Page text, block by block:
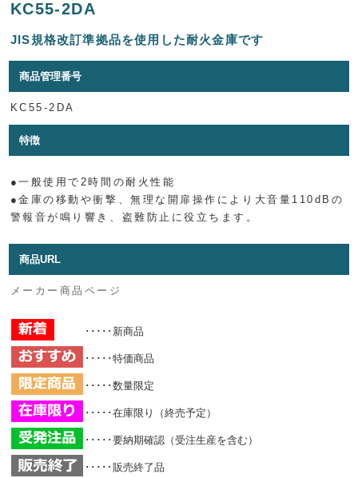
KC55-2DA
JIS規格改訂準拠品を使用した耐火金庫です
商品管理番号
KC55-2DA
特徴
●一般使用で2時間の耐火性能
●金庫の移動や衝撃、無理な開扉操作により大音量110dBの
警報音が鳴り響き、盗難防止に役立ちます。
商品URL
メーカー商品ページ
･････新商品
･････特価商品
･････数量限定
･････在庫限り（終売予定）
･････要納期確認（受注生産を含む）
･････販売終了品